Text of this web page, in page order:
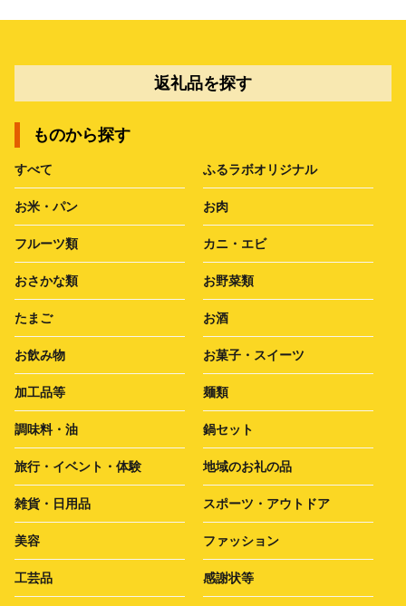
返礼品を探す
ものから探す
すべて ふるラボオリジナル
お米・パン お肉
フルーツ類 カニ・エビ
おさかな類 お野菜類
たまご お酒
お飲み物 お菓子・スイーツ
加工品等 麺類
調味料・油 鍋セット
旅行・イベント・体験 地域のお礼の品
雑貨・日用品 スポーツ・アウトドア
美容 ファッション
工芸品 感謝状等